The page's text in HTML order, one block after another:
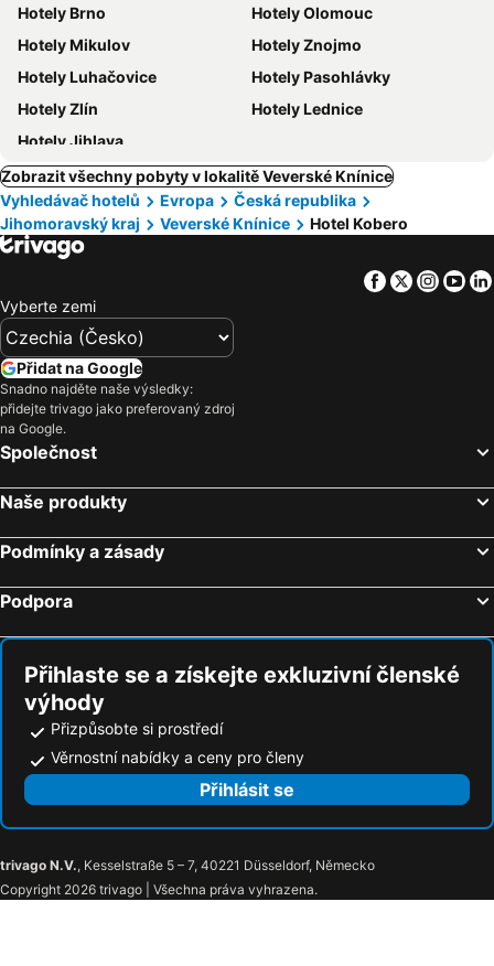
Hotely Brno
Hotely Olomouc
Hotely Mikulov
Hotely Znojmo
Hotely Luhačovice
Hotely Pasohlávky
Hotely Zlín
Hotely Lednice
Hotely Jihlava
Zobrazit všechny pobyty v lokalitě Veverské Knínice
Vyhledávač hotelů
Evropa
Česká republika
Jihomoravský kraj
Veverské Knínice Hotel Kobero
Facebook
Twitter
Vyberte zemi
Přidat na Google
Snadno najděte naše výsledky:
přidejte trivago jako preferovaný zdroj
na Google.
Společnost
Naše produkty
Podmínky a zásady
Podpora
Přihlaste se a získejte exkluzivní členské
výhody
Přizpůsobte si prostředí
Věrnostní nabídky a ceny pro členy
Přihlásit se
trivago N.V., Kesselstraße 5 – 7, 40221 Düsseldorf, Německo
Copyright 2026 trivago | Všechna práva vyhrazena.